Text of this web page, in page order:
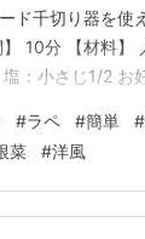
ド千切り器を使
10分 【材料】
：小さじ1/2 お
味しいです。②
③しんなりして
。 ※急いでいる
なったら人参を
#ラペ #簡単 #
菜 #洋風